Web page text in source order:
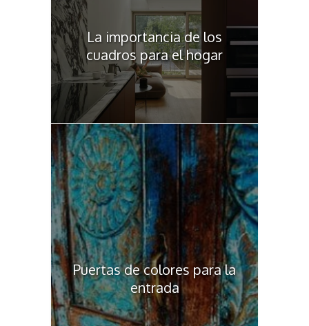
La importancia de los
cuadros para el hogar
Puertas de colores para la
entrada